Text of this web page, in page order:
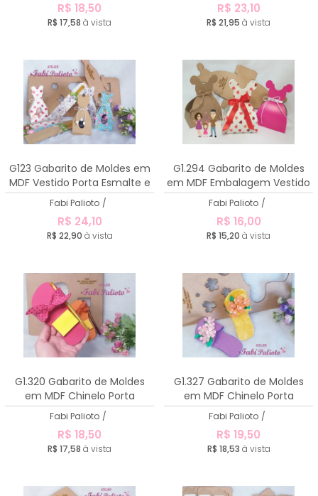
R$ 18,50
R$ 17,58 à vista
R$ 23,10
R$ 21,95 à vista
G123 Gabarito de Moldes em
MDF Vestido Porta Esmalte e
Porta Lixa de Unha
Fabi Palioto /
R$ 24,10
R$ 22,90 à vista
G1.294 Gabarito de Moldes
em MDF Embalagem Vestido
Doce
Fabi Palioto /
R$ 16,00
R$ 15,20 à vista
G1.320 Gabarito de Moldes
em MDF Chinelo Porta
Recados
Fabi Palioto /
R$ 18,50
R$ 17,58 à vista
G1.327 Gabarito de Moldes
em MDF Chinelo Porta
Recados 2
Fabi Palioto /
R$ 19,50
R$ 18,53 à vista